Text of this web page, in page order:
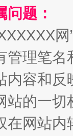
题：
管理笔
内容和
站的一
在网站